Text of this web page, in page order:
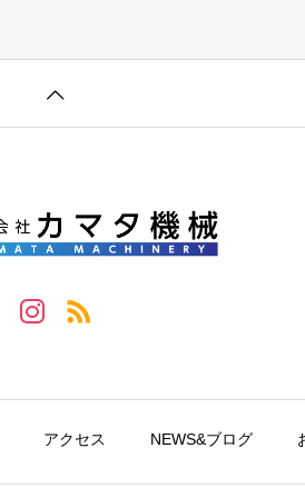
アクセス NEWS&ブログ